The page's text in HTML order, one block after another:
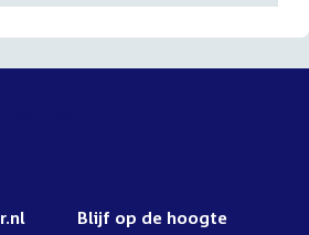
Blijf op de hoogte